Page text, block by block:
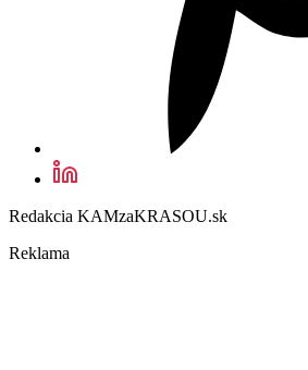
Redakcia KAMzaKRASOU.sk
Reklama